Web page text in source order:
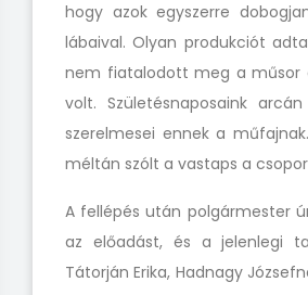
hogy azok egyszerre
lábaival. Olyan produkciót
nem fiatalodott meg a műsor
volt. Születésnaposaink
szerelmesei ennek a
méltán szólt a vastaps a
A fellépés után polgármester
az előadást, és a jelenlegi
Tátorján Erika, Hadnagy